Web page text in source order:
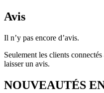
Avis
Il n’y pas encore d’avis.
Seulement les clients
laisser un avis.
NOUVEAUTÉS